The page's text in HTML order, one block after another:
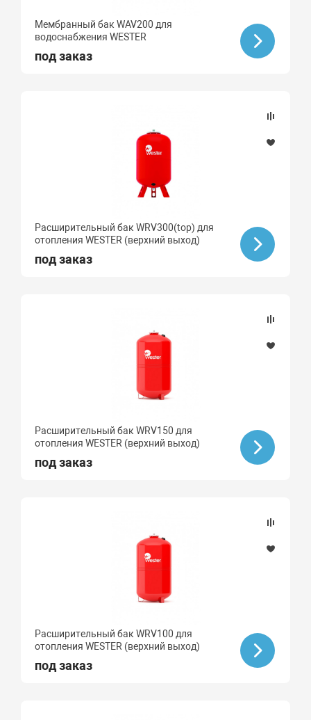
Мембранный бак WAV200 для
водоснабжения WESTER
под заказ
Расширительный бак WRV300(top) для
отопления WESTER (верхний выход)
под заказ
Расширительный бак WRV150 для
отопления WESTER (верхний выход)
под заказ
Расширительный бак WRV100 для
отопления WESTER (верхний выход)
под заказ